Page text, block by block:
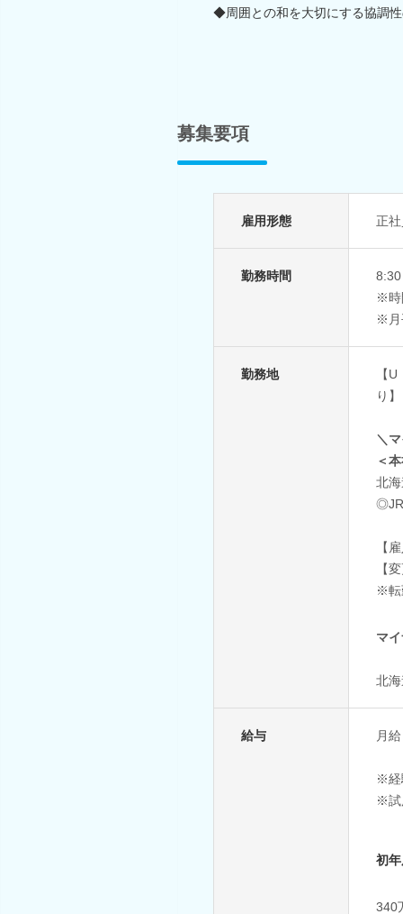
◆周囲との和を大切にする協調
募集要項
雇用形態 正
勤務時間
※時
※月
勤務地
【
り】
＼
＜
北
◎JR
【
【
※転
マ
北
給与 月
※経
※試
初
340